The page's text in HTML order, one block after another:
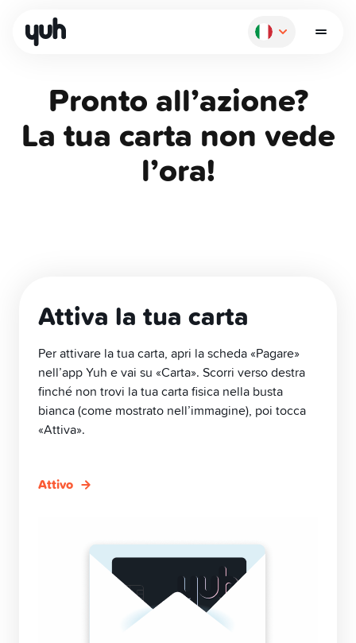
Come funziona
Investire
Pilastro 3a
Swissqoin
Pronto all’azione?
La tua carta non vede
l’ora!
Attiva la tua carta
Per attivare la tua carta, apri la scheda «Pagare»
nell’app Yuh e vai su «Carta». Scorri verso destra
finché non trovi la tua carta fisica nella busta
bianca (come mostrato nell’immagine), poi tocca
«Attiva».
Attivo